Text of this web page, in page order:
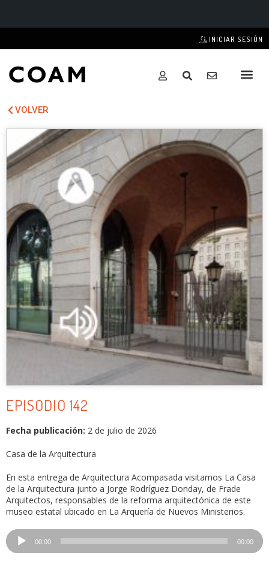
INICIAR SESIÓN
VOLVER
EPISODIO 142
Fecha publicación: 2 de julio de 2026
Casa de la Arquitectura
En esta entrega de Arquitectura Acompasada visitamos La Casa
de la Arquitectura junto a Jorge Rodríguez Donday, de Frade
Arquitectos, responsables de la reforma arquitectónica de este
museo estatal ubicado en La Arquería de Nuevos Ministerios.
Reproductor
de
audio
00:00 00:00